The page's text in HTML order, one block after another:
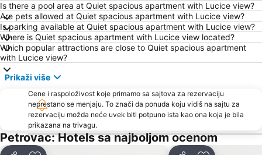
Seljanovo
Lučice
Kraljičina plaža
Stari grad Budva
Pržno
Utjeha
Porto Montenegro
Žanjice
Buljarica
Ostrvo cveća
Tivat
Crvena plaža
Waikiki
Stari grad Herceg Novi
Plaža kod tunela
Miami Beach
Uvala Valdanos
Is there a pool area at Quiet spacious apartment with Lucice view?
Are pets allowed at Quiet spacious apartment with Lucice view?
Is parking available at Quiet spacious apartment with Lucice view?
Where is Quiet spacious apartment with Lucice view located?
Which popular attractions are close to Quiet spacious apartment
with Lucice view?
Prikaži više
Cene i raspoloživost koje primamo sa sajtova za rezervaciju
neprestano se menjaju. To znači da ponuda koju vidiš na sajtu za
rezervaciju možda neće uvek biti potpuno ista kao ona koja je bila
prikazana na trivagu.
Petrovac: Hotels sa najboljom ocenom